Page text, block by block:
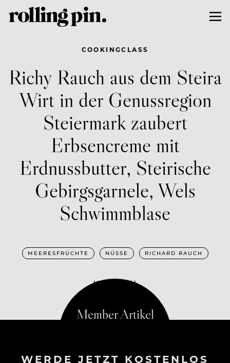
COOKINGCLASS
Richy Rauch aus dem Steira
Wirt in der Genussregion
Steiermark zaubert
Erbsencreme mit
Erdnussbutter, Steirische
Gebirgsgarnele, Wels
Schwimmblase
MEERESFRÜCHTE NÜSSE RICHARD RAUCH
MAI 19, 2021
WERDE JETZT KOSTENLOS